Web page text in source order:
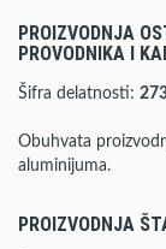
PROIZVODNJA
PROVODNIKA I
Šifra delatnosti:
Obuhvata
aluminijuma.
PROIZVODNJA